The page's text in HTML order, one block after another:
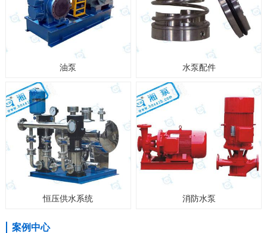
油泵 水泵配件
恒压供水系统 消防水泵
案例中心